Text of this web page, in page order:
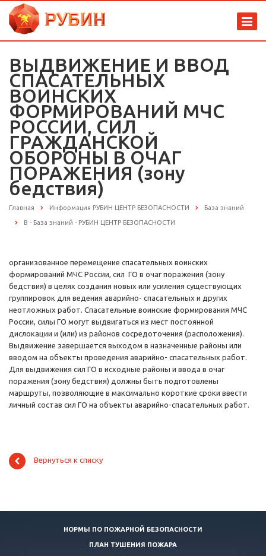
ВЫДВИЖЕНИЕ И ВВОД
СПАСАТЕЛЬНЫХ
ВОИНСКИХ
ФОРМИРОВАНИЙ МЧС
РОССИИ, СИЛ
ГРАЖДАНСКОЙ
ОБОРОНЫ В ОЧАГ
ПОРАЖЕНИЯ (зону
бедствия)
Главная Информация РУБИН ЦЕНТР БЕЗОПАСНОСТИ База знаний
В - База знаний - РУБИН ЦЕНТР БЕЗОПАСНОСТИ
организованное перемещение спасательных воинских
формирований МЧС России, сил ГО в очаг поражения (зону
бедствия) в целях создания новых или усиления существующих
группировок для ведения аварийно- спасательных и других
неотложных работ. Спасательные воинские формирования МЧС
России, силы ГО могут выдвигаться из мест постоянной
дислокации и (или) из районов сосредоточения (расположения).
Выдвижение завершается выходом в назначенные районы или
вводом на объекты проведения аварийно- спасательных работ.
Для выдвижения сил ГО в исходные районы и ввода в очаг
поражения (зону бедствия) должны быть подготовлены
маршруты, позволяющие в максимально короткие сроки ввести
личный состав сил ГО на объекты аварийно-спасательных работ.
Вернуться к списку
НОРМЫ ПО ПОЖАРНОЙ БЕЗОПАСНОСТИ
ПЛАН ТУШЕНИЯ ПОЖАРА